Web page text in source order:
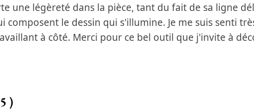
une légèreté dans la pièce, tant du fait de sa ligne
le dessin qui s'illumine. Je me suis senti
à côté. Merci pour ce bel outil que j'invite à
)